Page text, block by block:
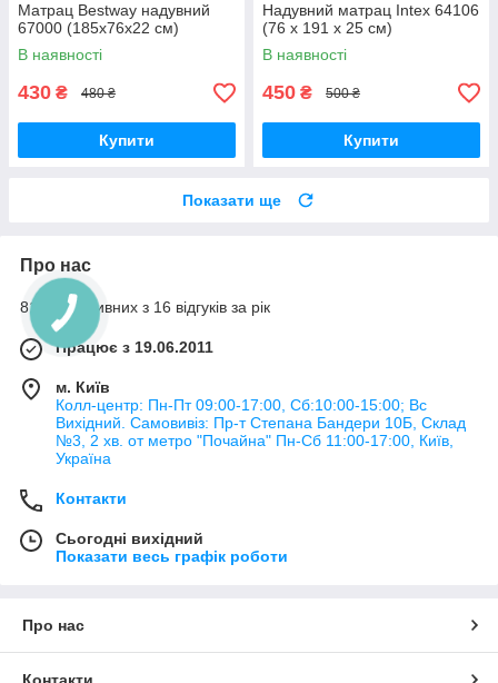
Матрац Bestway надувний
67000 (185х76х22 см)
В наявності
430 ₴ 480 ₴
Купити
Надувний матрац Intex 64106
(76 x 191 x 25 см)
В наявності
450 ₴ 500 ₴
Купити
Показати ще
Про нас
81% позитивних з 16 відгуків за рік
Працює з 19.06.2011
м. Київ
Колл-центр: Пн-Пт 09:00-17:00, Сб:10:00-15:00; Вс
Вихідний. Самовивіз: Пр-т Степана Бандери 10Б, Склад
№3, 2 хв. от метро "Почайна" Пн-Cб 11:00-17:00, Київ,
Україна
Контакти
Сьогодні вихідний
Показати весь графік роботи
Про нас